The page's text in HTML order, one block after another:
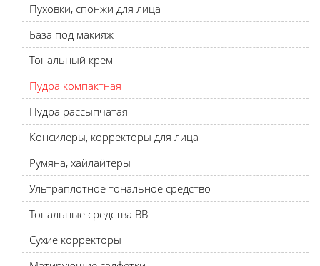
Пуховки, спонжи для лица
База под макияж
Тональный крем
Пудра компактная
Пудра рассыпчатая
Консилеры, корректоры для лица
Румяна, хайлайтеры
Ультраплотное тональное средство
Тональные средства BB
Сухие корректоры